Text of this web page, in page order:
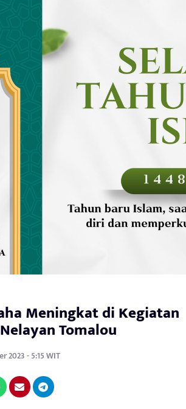
Meningkat di Kegiatan
Tomalou
2023 - 5:15 WIT